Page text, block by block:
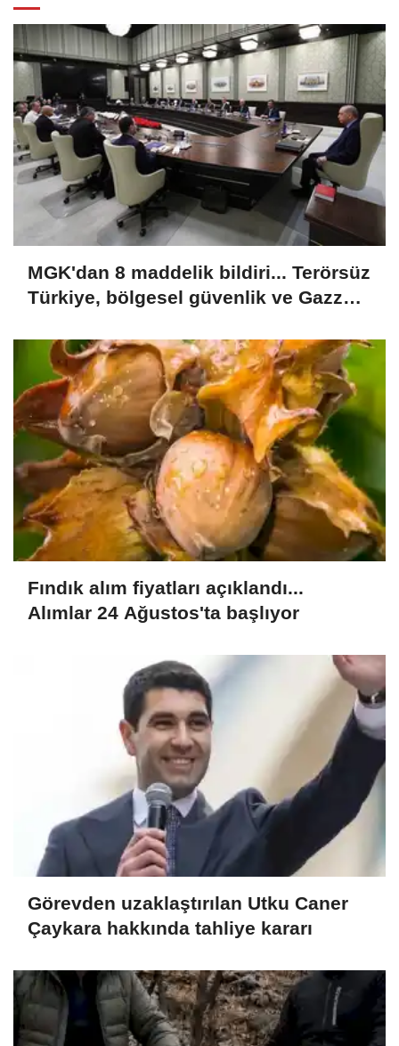
MGK'dan 8 maddelik bildiri... Terörsüz
Türkiye, bölgesel güvenlik ve Gazze
Fındık alım fiyatları açıklandı...
Alımlar 24 Ağustos'ta başlıyor
Görevden uzaklaştırılan Utku Caner
Çaykara hakkında tahliye kararı